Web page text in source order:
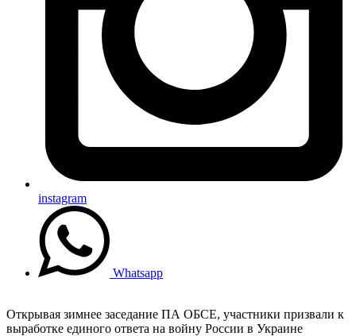
instagram
Whatsapp
Открывая зимнее заседание ПА ОБСЕ, участники призвали к
выработке единого ответа на войну России в Украине